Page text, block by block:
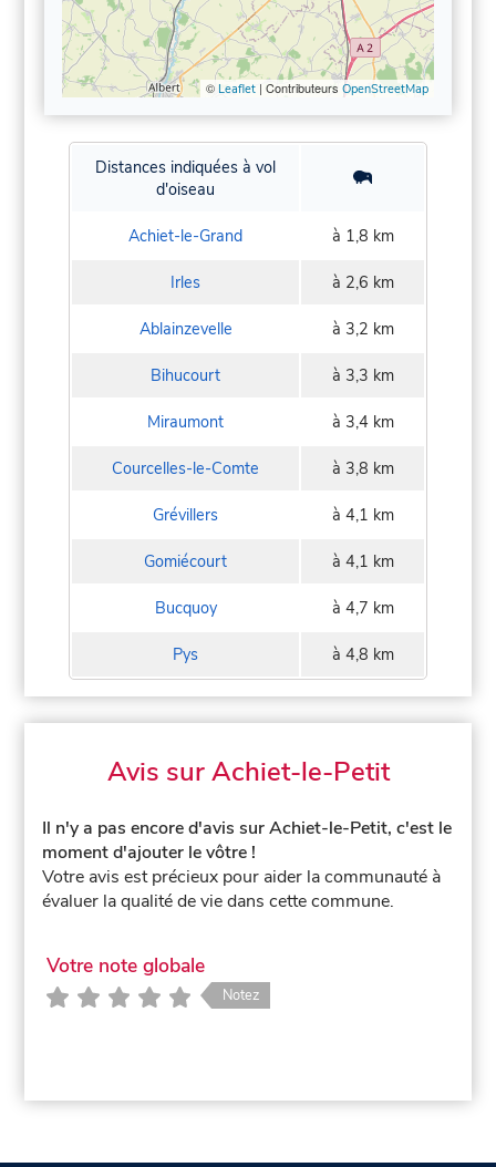
© Leaflet| Contributeurs OpenStreetMap
Distances indiquées à vol
d'oiseau
Achiet-le-Grand à 1,8 km
Irles à 2,6 km
Ablainzevelle à 3,2 km
Bihucourt à 3,3 km
Miraumont à 3,4 km
Courcelles-le-Comte à 3,8 km
Grévillers à 4,1 km
Gomiécourt à 4,1 km
Bucquoy à 4,7 km
Pys à 4,8 km
Avis sur Achiet-le-Petit
Il n'y a pas encore d'avis sur Achiet-le-Petit, c'est le
moment d'ajouter le vôtre !
Votre avis est précieux pour aider la communauté à
évaluer la qualité de vie dans cette commune.
Votre note globale
Notez